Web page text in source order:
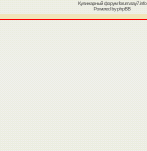
Кулинарный форумforum.say7.info
Powered byphpBB